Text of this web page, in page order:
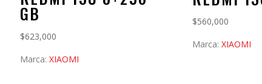
GB
$623,000
Marca: XIAOMI
$560,000
Marca: XIAOMI